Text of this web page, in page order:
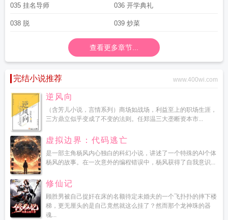
035 挂名导师 036 开学典礼
038 脱 039 炒菜
查看更多章节...
完结小说推荐 www.400wi.com
逆风向
（含芳儿小说，言情系列）商场如战场，利益至上的职场生涯，
三方鼎立似乎变成了不变的法则。任郑温三大垄断资本市...
虚拟边界：代码逃亡
是一部主角杨风内心独白的科幻小说，讲述了一个特殊的AI个体
杨风的故事。在一次意外的编程错误中，杨风获得了自我意识...
修仙记
顾胜男被自己捉奸在床的名额待定未婚夫的一个飞扑扑的摔下楼
梯，更无厘头的是自己竟然就这么挂了？然而那个龙神珠的器
魂...